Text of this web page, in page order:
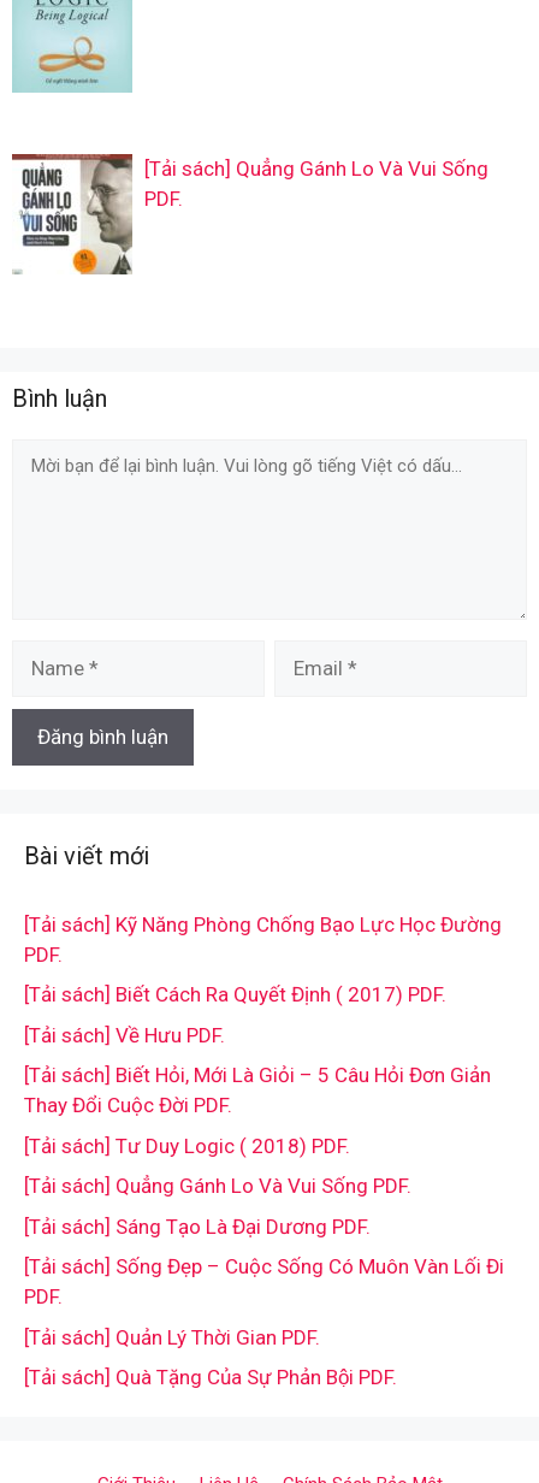
[Tải sách] Quẳng Gánh Lo Và Vui Sống
PDF.
Bình luận
Comment
Bài viết mới
[Tải sách] Kỹ Năng Phòng Chống Bạo Lực Học Đường
PDF.
[Tải sách] Biết Cách Ra Quyết Định ( 2017) PDF.
[Tải sách] Về Hưu PDF.
[Tải sách] Biết Hỏi, Mới Là Giỏi – 5 Câu Hỏi Đơn Giản
Thay Đổi Cuộc Đời PDF.
[Tải sách] Tư Duy Logic ( 2018) PDF.
[Tải sách] Quẳng Gánh Lo Và Vui Sống PDF.
[Tải sách] Sáng Tạo Là Đại Dương PDF.
[Tải sách] Sống Đẹp – Cuộc Sống Có Muôn Vàn Lối Đi
PDF.
[Tải sách] Quản Lý Thời Gian PDF.
[Tải sách] Quà Tặng Của Sự Phản Bội PDF.